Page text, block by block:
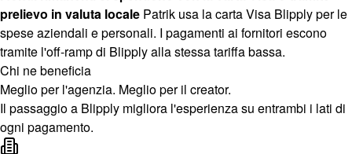
prelievo in valuta locale Patrik usa la carta Visa Blipply per le
spese aziendali e personali. I pagamenti ai fornitori escono
tramite l'off-ramp di Blipply alla stessa tariffa bassa.
Chi ne beneficia
Meglio per l'agenzia. Meglio per il creator.
Il passaggio a Blipply migliora l'esperienza su entrambi i lati di
ogni pagamento.